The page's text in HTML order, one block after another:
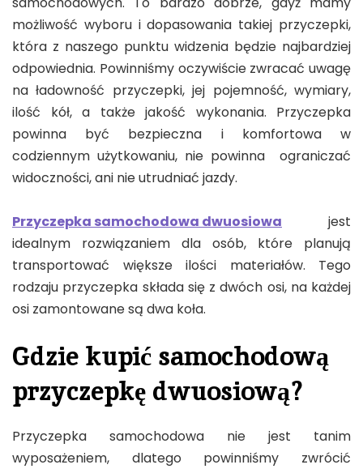
możliwość wyboru i dopasowania takiej przyczepki,
która z naszego punktu widzenia będzie najbardziej
odpowiednia. Powinniśmy oczywiście zwracać uwagę
na ładowność przyczepki, jej pojemność, wymiary,
ilość kół, a także jakość wykonania. Przyczepka
powinna być bezpieczna i komfortowa w
codziennym użytkowaniu, nie powinna ograniczać
widoczności, ani nie utrudniać jazdy.
Przyczepka samochodowa dwuosiowa jest
idealnym rozwiązaniem dla osób, które planują
transportować większe ilości materiałów. Tego
rodzaju przyczepka składa się z dwóch osi, na każdej
osi zamontowane są dwa koła.
Gdzie kupić samochodową
przyczepkę dwuosiową?
Przyczepka samochodowa nie jest tanim
wyposażeniem, dlatego powinniśmy zwrócić